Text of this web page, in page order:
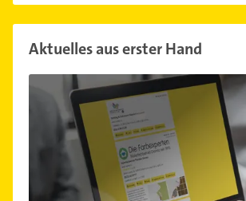
Aktuelles aus erster Hand